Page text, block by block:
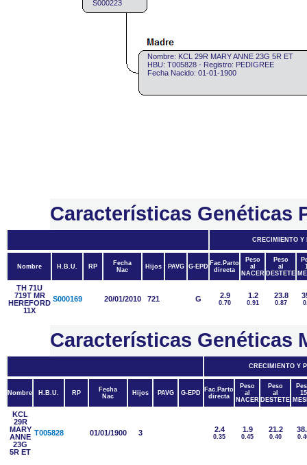
S000223
Nombre: KCL 29R MARY ANNE 23G 5R ET
HBU: T005828 - Registro: PEDIGREE
Fecha Nacido: 01-01-1900
Características Genéticas
CRECIMIENTO Y
Nombre H.B.U. RP
Fecha
Nac
Hijos PAVG G-EPD Fac.Parto
directa
Peso
al
NACER
Peso
al
DESTETE
TH 71U
719T MR
HEREFORD
11X
S000169 20/01/2010 721 G 2.9
0.70
1.2
0.91
23.8
0.87
Características Genéticas
CRECIMIENTO Y
Nombre H.B.U. RP
Fecha
Nac
Hijos PAVG G-EPD
Fac.Parto
directa
Peso
al
NACER
Peso
al
DESTETE
15
KCL
29R
MARY
ANNE
23G
5R ET
T005828 01/01/1900 3 2.4
0.35
1.9
0.45
21.2
0.40